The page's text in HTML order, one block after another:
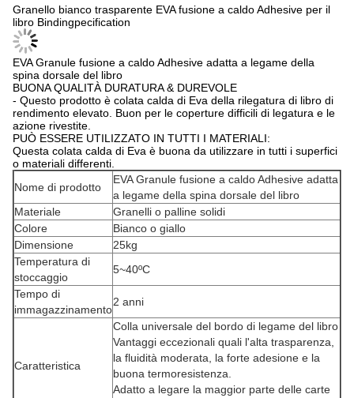
Granello bianco trasparente EVA fusione a caldo Adhesive per il
libro Bindingpecification
EVA Granule fusione a caldo Adhesive adatta a legame della
spina dorsale del libro
BUONA QUALITÀ DURATURA & DUREVOLE
- Questo prodotto è colata calda di Eva della rilegatura di libro di
rendimento elevato. Buon per le coperture difficili di legatura e le
azione rivestite.
PUÒ ESSERE UTILIZZATO IN TUTTI I MATERIALI:
Questa colata calda di Eva è buona da utilizzare in tutti i superfici
o materiali differenti.
Nome di prodotto
EVA Granule fusione a caldo Adhesive adatta
a legame della spina dorsale del libro
Materiale
Granelli o palline solidi
Colore
Bianco o giallo
Dimensione
25kg
Temperatura di
stoccaggio
5~40ºC
Tempo di
immagazzinamento
2 anni
Caratteristica
Colla universale del bordo di legame del libro
Vantaggi eccezionali quali l'alta trasparenza,
la fluidità moderata, la forte adesione e la
buona termoresistenza.
Adatto a legare la maggior parte delle carte